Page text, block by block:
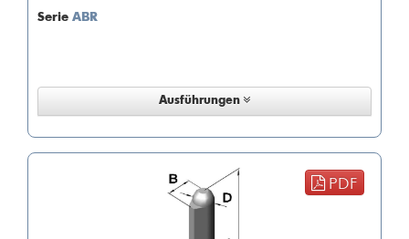
Serie ABR
Ausführungen
PDF